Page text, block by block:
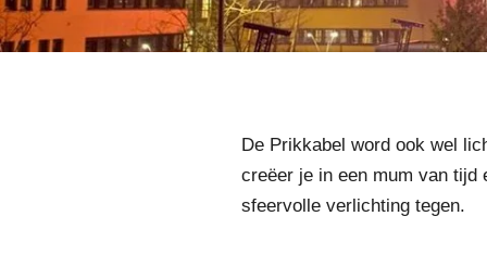
De Prikkabel word ook wel
creëer je in een mum van
sfeervolle verlichting tegen.